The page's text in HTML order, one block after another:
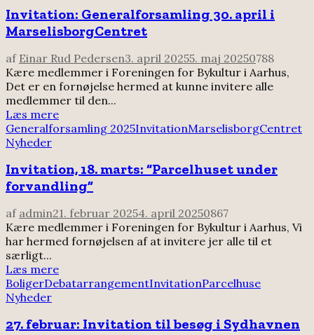
Invitation: Generalforsamling 30. april i
MarselisborgCentret
af Einar Rud Pedersen3. april 20255. maj 20250788
Kære medlemmer i Foreningen for Bykultur i Aarhus,
Det er en fornøjelse hermed at kunne invitere alle
medlemmer til den...
Læs mere
Generalforsamling 2025InvitationMarselisborgCentret
Nyheder
Invitation, 18. marts: “Parcelhuset under
forvandling”
af admin21. februar 20254. april 20250867
Kære medlemmer i Foreningen for Bykultur i Aarhus, Vi
har hermed fornøjelsen af at invitere jer alle til et
særligt...
Læs mere
BoligerDebatarrangementInvitationParcelhuse
Nyheder
27. februar: Invitation til besøg i Sydhavnen